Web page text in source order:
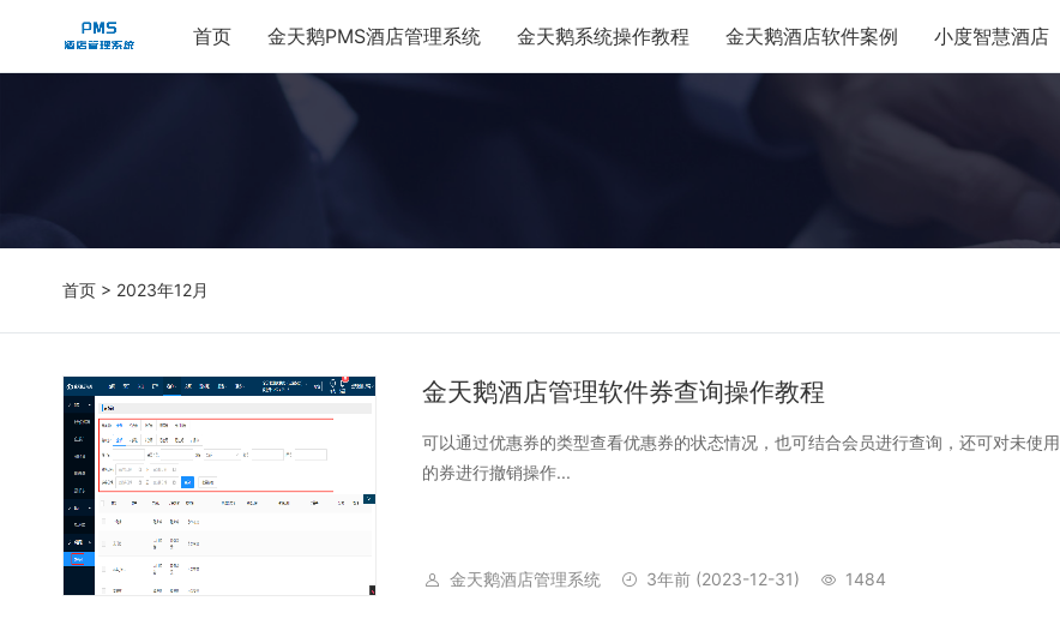
首页 金天鹅PMS酒店管理系统 金天鹅系统操作教程 金天鹅酒店软件案例 小度智慧酒店
首页 > 2023年12月
金天鹅酒店管理软件券查询操作教程
可以通过优惠券的类型查看优惠券的状态情况，也可结合会员进行查询，还可对未使用
的券进行撤销操作...
金天鹅酒店管理系统 3年前 (2023-12-31) 1484